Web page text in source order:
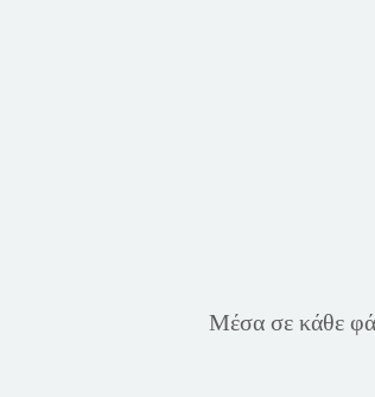
Μέσα σε κάθε